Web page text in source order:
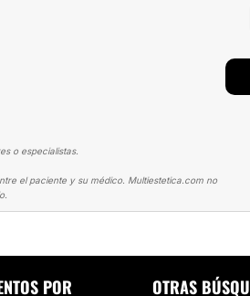
o especialistas.
el paciente y su médico. Multiestetica.com no
POR
OTRAS